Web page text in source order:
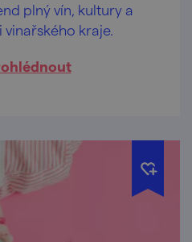
plný vín, kultury a
vinařského kraje.